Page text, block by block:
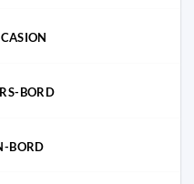
BORD
BORD